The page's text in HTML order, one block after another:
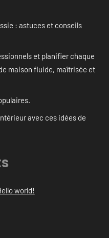
: astuces et conseils
et planifier chaque
maison fluide, maîtrisée et
avec ces idées de
world!